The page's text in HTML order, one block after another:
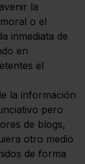
la
o el
inmediata de
en
el
la información
pero
de blogs,
otro medio
de forma